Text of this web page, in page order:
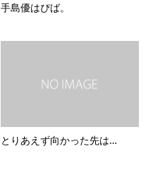
手島優はぴば。
とりあえず向かった先は…